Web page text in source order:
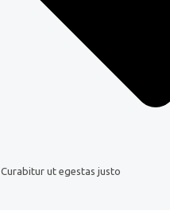
Curabitur ut egestas justo